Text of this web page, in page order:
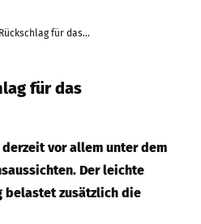
Deutlicher Rückschlag für das Konsumklima
für das
vor allem unter dem
Der leichte
belastet zusätzlich die